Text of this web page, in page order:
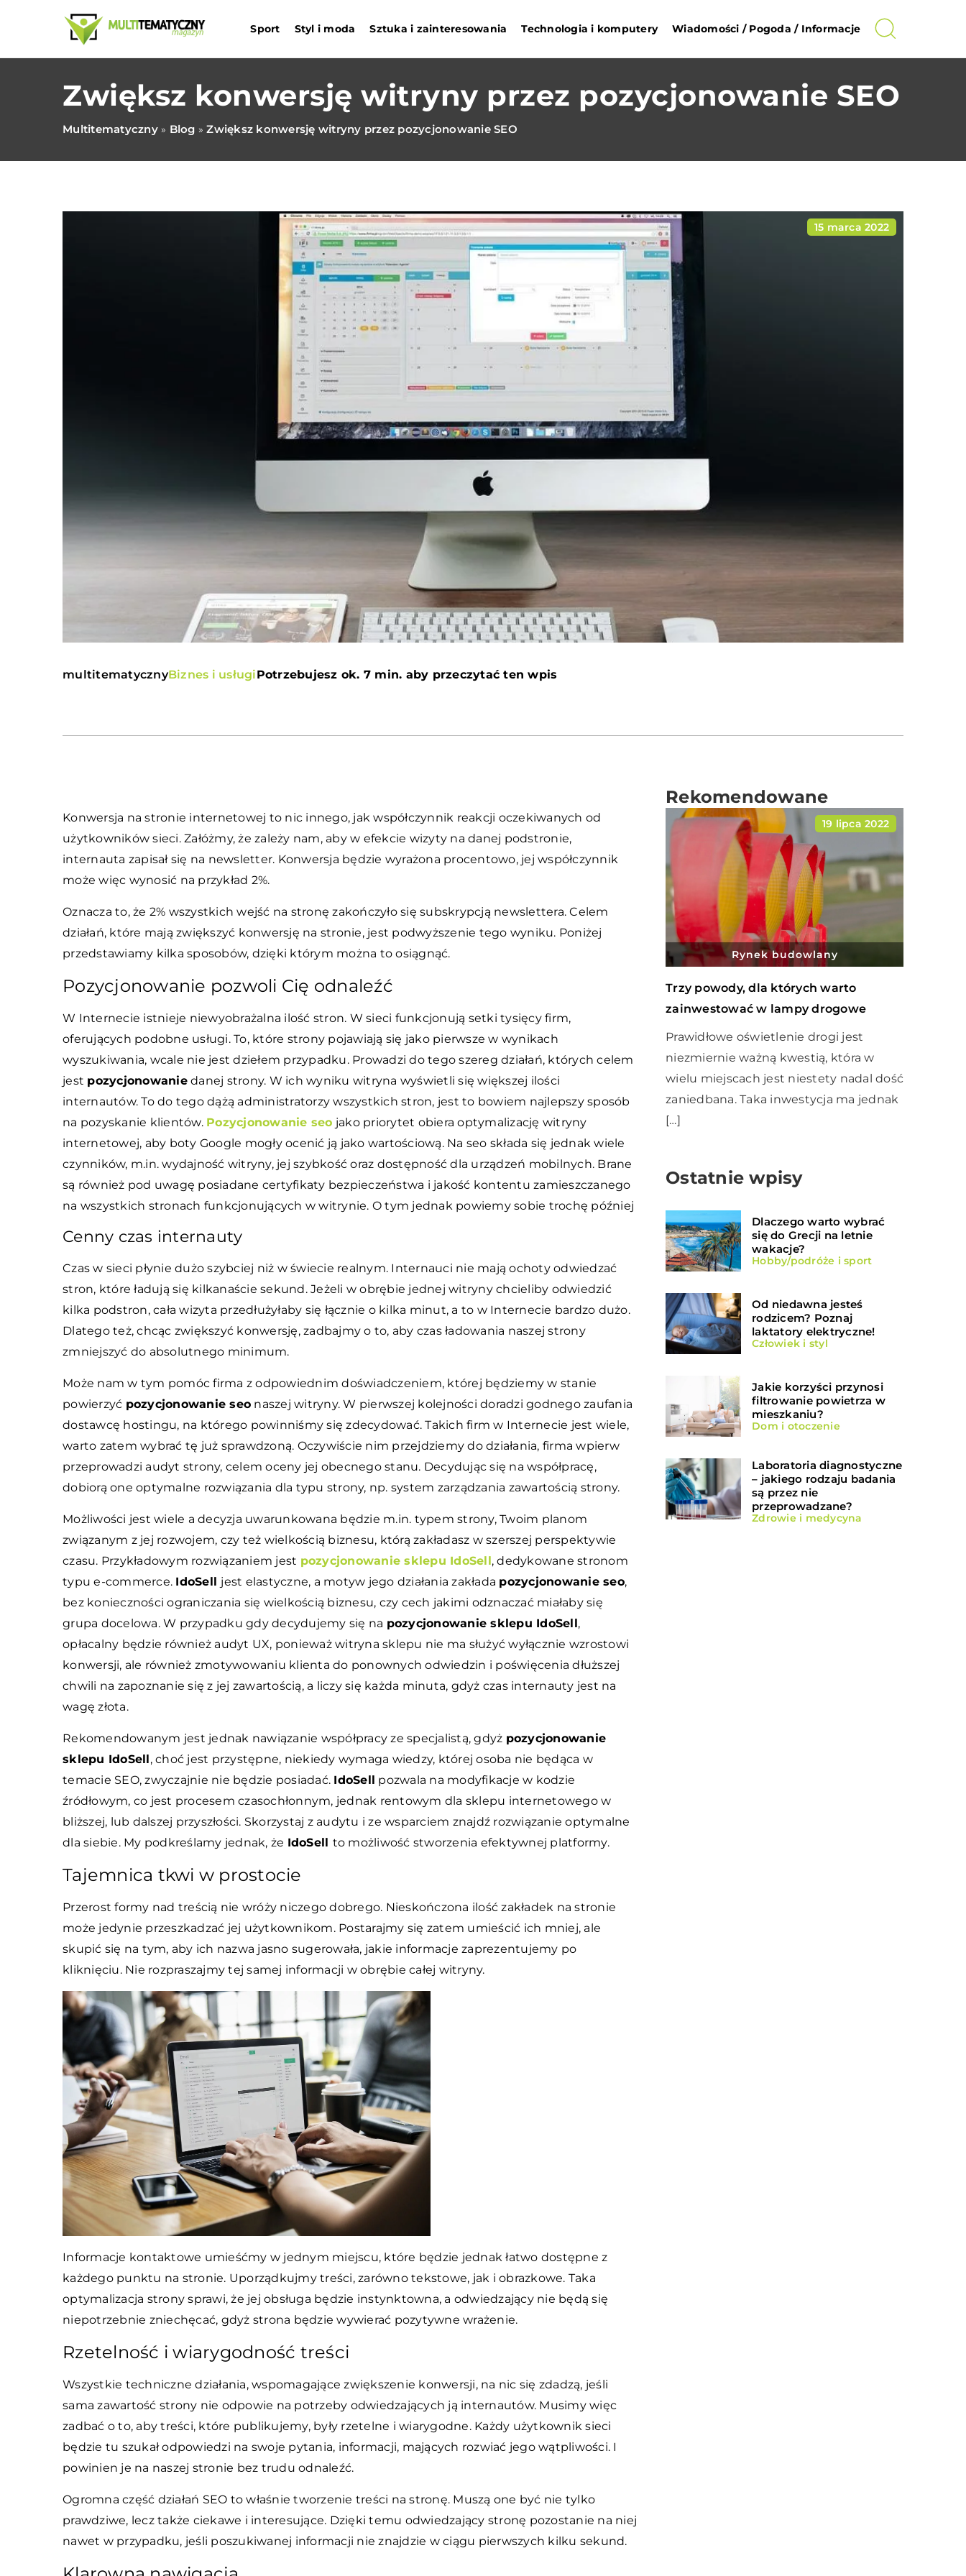
Sport Styl i moda Sztuka i zainteresowania Technologia i komputery Wiadomości / Pogoda / Informacje
Zwiększ konwersję witryny przez pozycjonowanie SEO
Multitematyczny» Blog »Zwiększ konwersję witryny przez pozycjonowanie SEO
15 marca 2022
multitematycznyBiznes i usługiPotrzebujesz ok. 7 min. aby przeczytać ten wpis
Konwersja na stronie internetowej to nic innego, jak współczynnik reakcji oczekiwanych od
użytkowników sieci. Załóżmy, że zależy nam, aby w efekcie wizyty na danej podstronie,
internauta zapisał się na newsletter. Konwersja będzie wyrażona procentowo, jej współczynnik
może więc wynosić na przykład 2%.
Oznacza to, że 2% wszystkich wejść na stronę zakończyło się subskrypcją newslettera. Celem
działań, które mają zwiększyć konwersję na stronie, jest podwyższenie tego wyniku. Poniżej
przedstawiamy kilka sposobów, dzięki którym można to osiągnąć.
Pozycjonowanie pozwoli Cię odnaleźć
W Internecie istnieje niewyobrażalna ilość stron. W sieci funkcjonują setki tysięcy firm,
oferujących podobne usługi. To, które strony pojawiają się jako pierwsze w wynikach
wyszukiwania, wcale nie jest dziełem przypadku. Prowadzi do tego szereg działań, których celem
jest pozycjonowaniedanej strony. W ich wyniku witryna wyświetli się większej ilości
internautów. To do tego dążą administratorzy wszystkich stron, jest to bowiem najlepszy sposób
na pozyskanie klientów. Pozycjonowanie seo jako priorytet obiera optymalizację witryny
internetowej, aby boty Google mogły ocenić ją jako wartościową. Na seo składa się jednak wiele
czynników, m.in. wydajność witryny, jej szybkość oraz dostępność dla urządzeń mobilnych. Brane
są również pod uwagę posiadane certyfikaty bezpieczeństwa i jakość kontentu zamieszczanego
na wszystkich stronach funkcjonujących w witrynie. O tym jednak powiemy sobie trochę później
Cenny czas internauty
Czas w sieci płynie dużo szybciej niż w świecie realnym. Internauci nie mają ochoty odwiedzać
stron, które ładują się kilkanaście sekund. Jeżeli w obrębie jednej witryny chcieliby odwiedzić
kilka podstron, cała wizyta przedłużyłaby się łącznie o kilka minut, a to w Internecie bardzo dużo.
Dlatego też, chcąc zwiększyć konwersję, zadbajmy o to, aby czas ładowania naszej strony
zmniejszyć do absolutnego minimum.
Może nam w tym pomóc firma z odpowiednim doświadczeniem, której będziemy w stanie
powierzyć pozycjonowanie seo naszej witryny. W pierwszej kolejności doradzi godnego zaufania
dostawcę hostingu, na którego powinniśmy się zdecydować. Takich firm w Internecie jest wiele,
warto zatem wybrać tę już sprawdzoną. Oczywiście nim przejdziemy do działania, firma wpierw
przeprowadzi audyt strony, celem oceny jej obecnego stanu. Decydując się na współpracę,
dobiorą one optymalne rozwiązania dla typu strony, np. system zarządzania zawartością strony.
Możliwości jest wiele a decyzja uwarunkowana będzie m.in. typem strony, Twoim planom
związanym z jej rozwojem, czy też wielkością biznesu, którą zakładasz w szerszej perspektywie
czasu. Przykładowym rozwiązaniem jest pozycjonowanie sklepu IdoSell, dedykowane stronom
typu e-commerce. IdoSell jest elastyczne, a motyw jego działania zakłada pozycjonowanie seo,
bez konieczności ograniczania się wielkością biznesu, czy cech jakimi odznaczać miałaby się
grupa docelowa. W przypadku gdy decydujemy się na pozycjonowanie sklepu IdoSell,
opłacalny będzie również audyt UX, ponieważ witryna sklepu nie ma służyć wyłącznie wzrostowi
konwersji, ale również zmotywowaniu klienta do ponownych odwiedzin i poświęcenia dłuższej
chwili na zapoznanie się z jej zawartością, a liczy się każda minuta, gdyż czas internauty jest na
wagę złota.
Rekomendowanym jest jednak nawiązanie współpracy ze specjalistą, gdyż pozycjonowanie
sklepu IdoSell, choć jest przystępne, niekiedy wymaga wiedzy, której osoba nie będąca w
temacie SEO, zwyczajnie nie będzie posiadać. IdoSell pozwala na modyfikacje w kodzie
źródłowym, co jest procesem czasochłonnym, jednak rentowym dla sklepu internetowego w
bliższej, lub dalszej przyszłości. Skorzystaj z audytu i ze wsparciem znajdź rozwiązanie optymalne
dla siebie. My podkreślamy jednak, że IdoSell to możliwość stworzenia efektywnej platformy.
Tajemnica tkwi w prostocie
Przerost formy nad treścią nie wróży niczego dobrego. Nieskończona ilość zakładek na stronie
może jedynie przeszkadzać jej użytkownikom. Postarajmy się zatem umieścić ich mniej, ale
skupić się na tym, aby ich nazwa jasno sugerowała, jakie informacje zaprezentujemy po
kliknięciu. Nie rozpraszajmy tej samej informacji w obrębie całej witryny.
Informacje kontaktowe umieśćmy w jednym miejscu, które będzie jednak łatwo dostępne z
każdego punktu na stronie. Uporządkujmy treści, zarówno tekstowe, jak i obrazkowe. Taka
optymalizacja strony sprawi, że jej obsługa będzie instynktowna, a odwiedzający nie będą się
niepotrzebnie zniechęcać, gdyż strona będzie wywierać pozytywne wrażenie.
Rzetelność i wiarygodność treści
Wszystkie techniczne działania, wspomagające zwiększenie konwersji, na nic się zdadzą, jeśli
sama zawartość strony nie odpowie na potrzeby odwiedzających ją internautów. Musimy więc
zadbać o to, aby treści, które publikujemy, były rzetelne i wiarygodne. Każdy użytkownik sieci
będzie tu szukał odpowiedzi na swoje pytania, informacji, mających rozwiać jego wątpliwości. I
powinien je na naszej stronie bez trudu odnaleźć.
Ogromna część działań SEO to właśnie tworzenie treści na stronę. Muszą one być nie tylko
prawdziwe, lecz także ciekawe i interesujące. Dzięki temu odwiedzający stronę pozostanie na niej
nawet w przypadku, jeśli poszukiwanej informacji nie znajdzie w ciągu pierwszych kilku sekund.
Rekomendowane
19 lipca 2022
Rynek budowlany
Trzy powody, dla których warto
zainwestować w lampy drogowe
Prawidłowe oświetlenie drogi jest
niezmiernie ważną kwestią, która w
wielu miejscach jest niestety nadal dość
zaniedbana. Taka inwestycja ma jednak
[…]
Ostatnie wpisy
Dlaczego warto wybrać
się do Grecji na letnie
wakacje?
Hobby/podróże i sport
Od niedawna jesteś
rodzicem? Poznaj
laktatory elektryczne!
Człowiek i styl
Jakie korzyści przynosi
filtrowanie powietrza w
mieszkaniu?
Dom i otoczenie
Laboratoria diagnostyczne
– jakiego rodzaju badania
są przez nie
przeprowadzane?
Zdrowie i medycyna